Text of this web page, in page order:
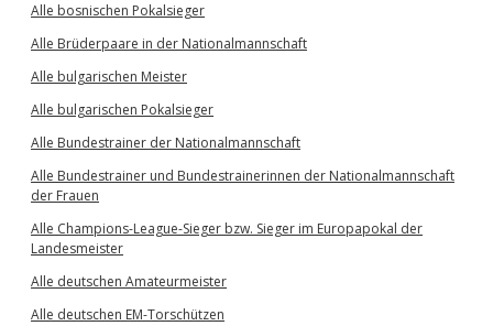
Alle bosnischen Pokalsieger
Alle Brüderpaare in der Nationalmannschaft
Alle bulgarischen Meister
Alle bulgarischen Pokalsieger
Alle Bundestrainer der Nationalmannschaft
Alle Bundestrainer und Bundestrainerinnen der Nationalmannschaft
der Frauen
Alle Champions-League-Sieger bzw. Sieger im Europapokal der
Landesmeister
Alle deutschen Amateurmeister
Alle deutschen EM-Torschützen